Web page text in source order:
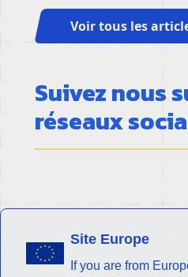
Voir tous les
Suivez nous
réseaux
Site Europe
If you are from